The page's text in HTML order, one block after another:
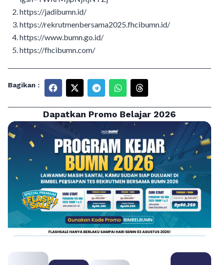
https://jadibumn.id/
https://rekrutmenbersama2025.fhcibumn.id/
https://www.bumn.go.id/
https://fhcibumn.com/
Bagikan :
Dapatkan Promo Belajar 2026